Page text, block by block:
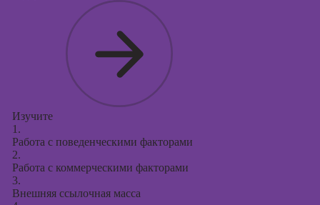
Изучите
1.
Работа с поведенческими факторами
2.
Работа с коммерческими факторами
3.
Внешняя ссылочная масса